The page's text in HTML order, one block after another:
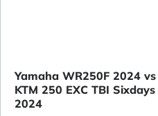
Yamaha WR250F 2024 vs
KTM 250 EXC TBI Sixdays
2024